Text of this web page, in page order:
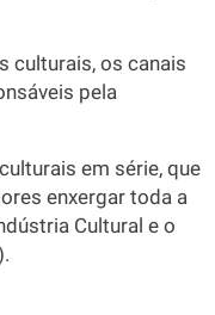
culturais, os canais
pela
em série, que
enxergar toda a
Cultural e o